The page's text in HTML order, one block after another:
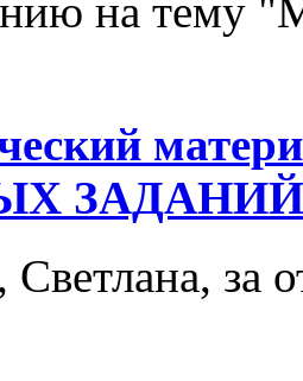
на тему
за